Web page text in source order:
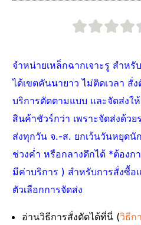
จำหน่ายเหล็กฉากเจาะรู สำห
ได้เขตคันนายาว ไม่ติดเวลา สั่
บริการตัดตามแบบ และจัดส่งใ
สินค้าชัวร์กว่า เพราะจัดส่งด้วย
ส่งทุกวัน จ.-ส. ยกเว้นวันหยุด
ช่วงค่ำ หรือกลางดึกได้ *ต้อง
มีค่าบริการ ) สำหรับการสั่งซื้อ
ตัวเลือกการจัดส่ง
อ่านวิธีการสั่งตัดได้ที่นี่ (วิธีก